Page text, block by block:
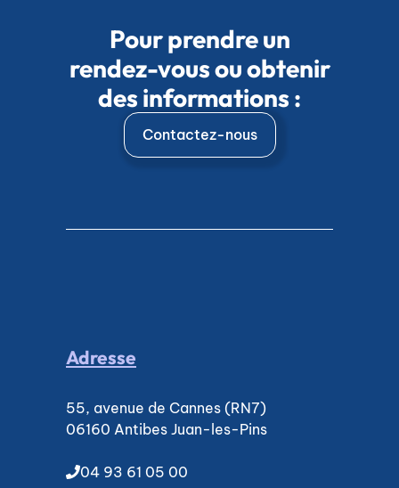
Pour prendre un
rendez-vous ou obtenir
des informations :
Contactez-nous
Adresse
55, avenue de Cannes (RN7)
06160 Antibes Juan-les-Pins
04 93 61 05 00